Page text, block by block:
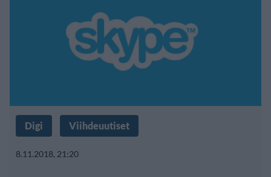
Digi Viihdeuutiset
8.11.2018, 21:20